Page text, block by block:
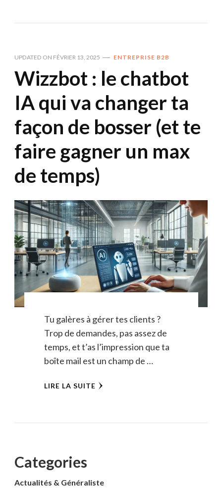
UPDATED ON FÉVRIER 13, 2025 ENTREPRISE B2B
Wizzbot : le chatbot
IA qui va changer ta
façon de bosser (et te
faire gagner un max
de temps)
Tu galères à gérer tes clients ?
Trop de demandes, pas assez de
temps, et t’as l’impression que ta
boîte mail est un champ de …
LIRE LA SUITE
Categories
Actualités & Généraliste